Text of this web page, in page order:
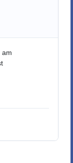
am